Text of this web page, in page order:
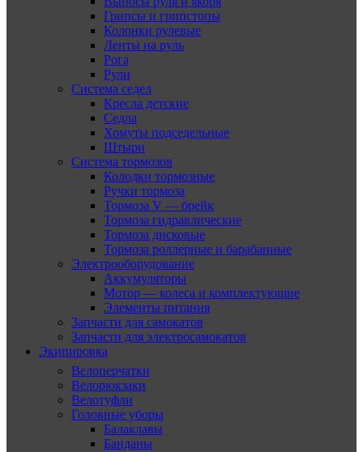
Грипсы и грипстопы
Колонки рулевые
Ленты на руль
Рога
Рули
Система седел
Кресла детские
Седла
Хомуты подседельные
Штыри
Система тормозов
Колодки тормозные
Ручки тормоза
Тормоза V — брейк
Тормоза гидравлические
Тормоза дисковые
Тормоза роллерные и барабанные
Электрооборудование
Аккумуляторы
Мотор — колеса и комплектующие
Элементы питания
Запчасти для самокатов
Запчасти для электросамокатов
Экипировка
Велоперчатки
Велорюкзаки
Велотуфли
Головные уборы
Балаклавы
Банданы